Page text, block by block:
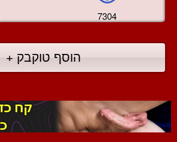
7304
הוסף טוקבק +